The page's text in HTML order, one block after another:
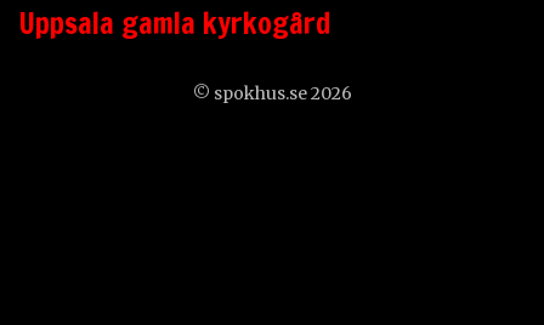
Uppsala gamla kyrkogård
© spokhus.se 2026